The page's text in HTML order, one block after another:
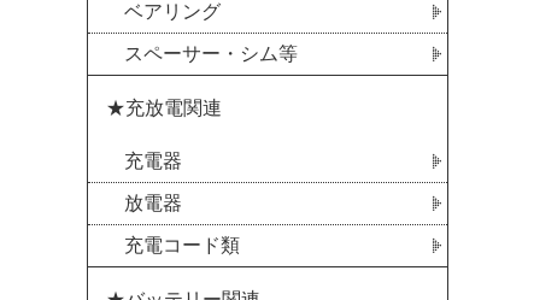
ベアリング
スペーサー・シム等
★充放電関連
充電器
放電器
充電コード類